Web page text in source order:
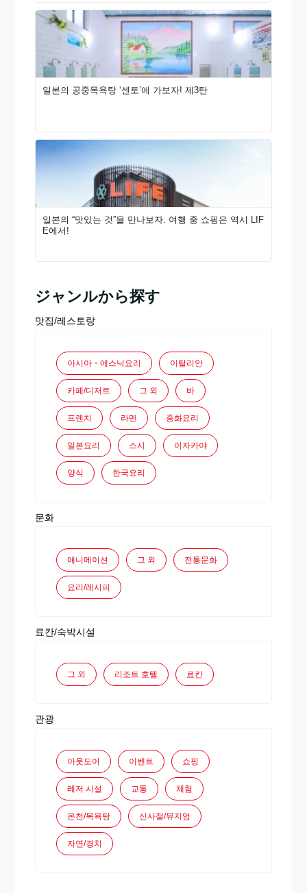
일본의 공중목욕탕 ‘센토’에 가보자! 제3탄
일본의 “맛있는 것”을 만나보자. 여행 중 쇼핑은 역시 LIF
E에서!
ジャンルから探す
맛집/레스토랑
아시아・에스닉요리 이탈리안
카페/디저트 그 외 바
프렌치 라멘 중화요리
일본요리 스시 이자카야
양식 한국요리
문화
애니메이션 그 외 전통문화
요리/레시피
료칸/숙박시설
그 외 리조트 호텔 료칸
관광
아웃도어 이벤트 쇼핑
레저 시설 교통 체험
온천/목욕탕 신사절/뮤지엄
자연/경치